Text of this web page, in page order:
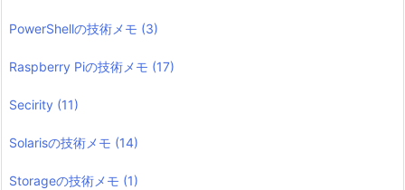
PowerShellの技術メモ (3)
Raspberry Piの技術メモ (17)
Secirity (11)
Solarisの技術メモ (14)
Storageの技術メモ (1)